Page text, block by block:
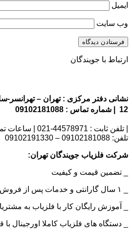
ایمیل
وب‌ سایت
ارتباط با جویندگان
نشانی دفتر مرکزی : تهران – تهرانسر-
12 | شماره تماس : 09102181088
| تلفن ثابت : 44578971-021 | ساعات تماس همه روزه 9 الی 18
تلفن: 09102181088 – 09102191330
شرکت فلزیاب جویندگان تهران:
_ تضمین قیمت و کیفیت
_ آموزش رایگان کار با فلزیاب به
_ دستگاه های فلزیاب کاملا اورجینال